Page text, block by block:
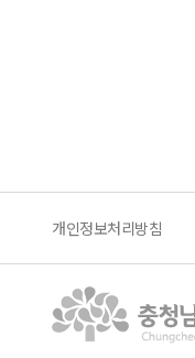
개인정보처리방침